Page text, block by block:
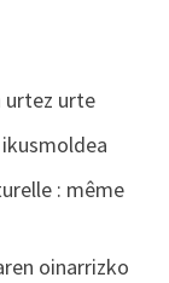
urtez urte
: même
oinarrizko